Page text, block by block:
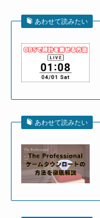
あわせて読みたい
あわせて読みたい